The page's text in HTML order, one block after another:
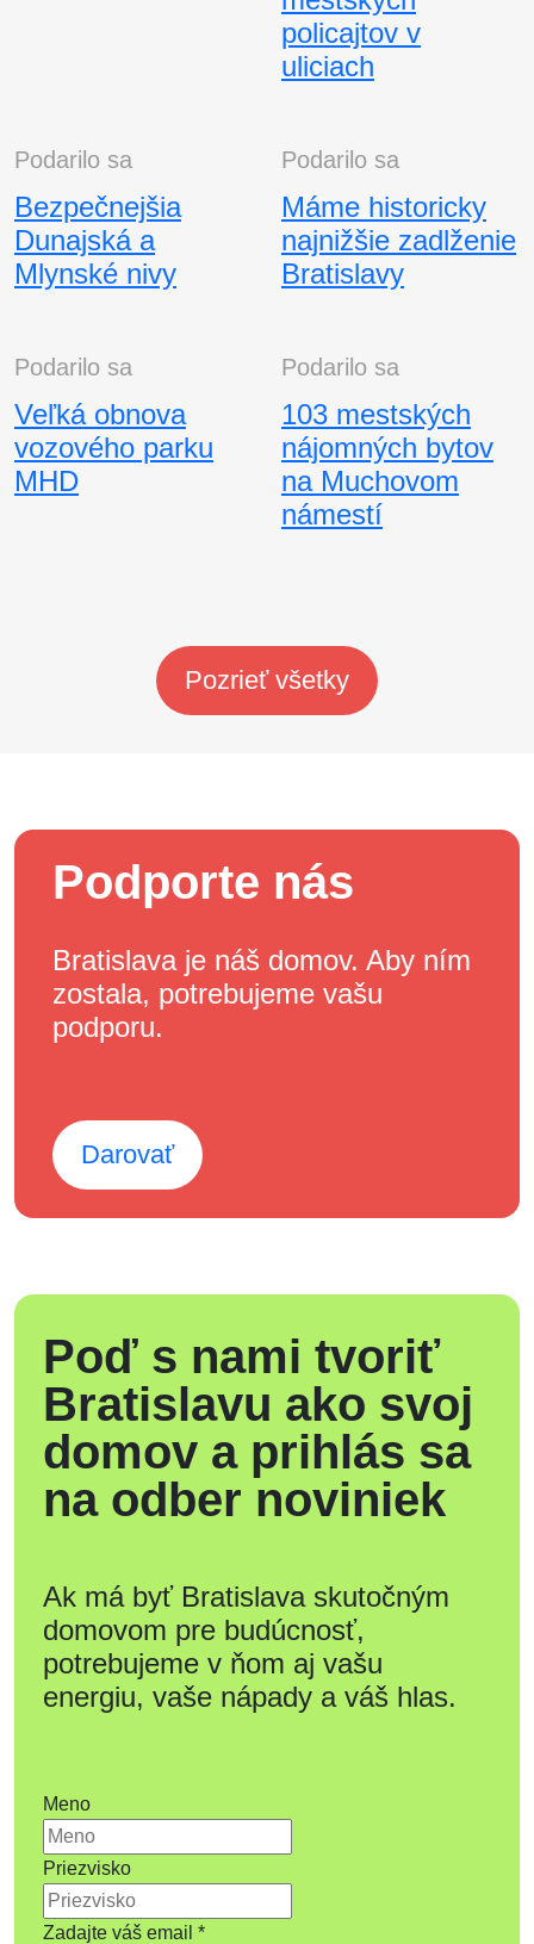
policajtov v
uliciach
Podarilo sa
Bezpečnejšia
Dunajská a
Mlynské nivy
Podarilo sa
Máme historicky
najnižšie zadlženie
Bratislavy
Podarilo sa
Veľká obnova
vozového parku
MHD
Podarilo sa
103 mestských
nájomných bytov
na Muchovom
námestí
Pozrieť všetky
Podporte nás
Bratislava je náš domov. Aby ním
zostala, potrebujeme vašu
podporu.
Darovať
Poď s nami tvoriť
Bratislavu ako svoj
domov a prihlás sa
na odber noviniek
Ak má byť Bratislava skutočným
domovom pre budúcnosť,
potrebujeme v ňom aj vašu
energiu, vaše nápady a váš hlas.
Meno
Priezvisko
Zadajte váš email *